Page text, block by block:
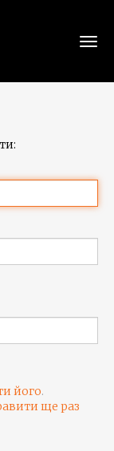
його.
ще раз